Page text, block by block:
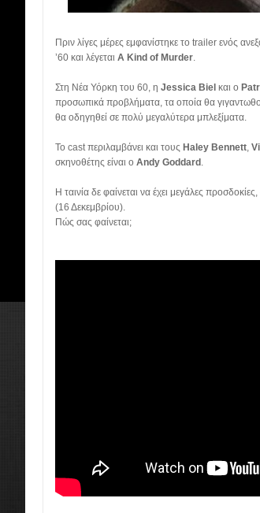
Πριν λίγες μέρες εμφανίστηκε το trailer ενός
’60 και λέγεται A Kind of Murder.
Στη Νέα Υόρκη του 60, η Jessica Biel και ο
προσωπικά προβλήματα, τα οποία θα
θα οδηγηθεί σε πολύ μεγαλύτερα μπλεξίματα.
Το cast περιλαμβάνει και τους Haley Bennett,
σκηνοθέτης είναι ο Andy Goddard.
Η ταινία δε φαίνεται να έχει μεγάλες
(16 Δεκεμβρίου).
Πώς σας φαίνεται;